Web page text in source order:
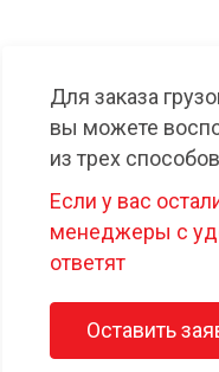
Для заказа
вы можете
из трех
Если у вас
менеджеры с
ответят
Оставить